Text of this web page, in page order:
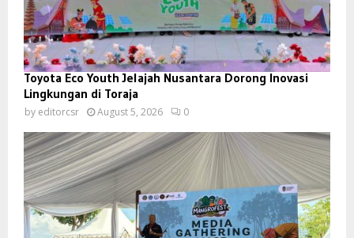
Toyota Eco Youth Jelajah Nusantara Dorong Inovasi
Lingkungan di Toraja
by editorcsr August 5, 2026 0